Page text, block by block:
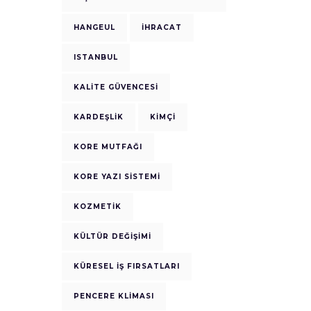
HANGEUL IHRACAT
ISTANBUL
KALITE GÜVENCESI
KARDEŞLIK KIMÇI
KORE MUTFAĞI
KORE YAZI SISTEMI
KOZMETIK
KÜLTÜR DEĞIŞIMI
KÜRESEL İŞ FIRSATLARI
PENCERE KLIMASI